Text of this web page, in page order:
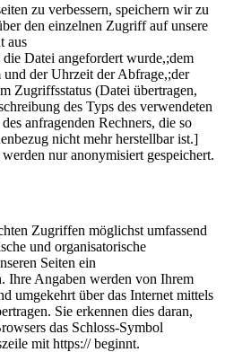
zu verbessern, speichern wir zu
den einzelnen Zugriff auf unsere
aus
Datei angefordert wurde,;dem
der Uhrzeit der Abfrage,;der
Zugriffsstatus (Datei übertragen,
des Typs des verwendeten
anfragenden Rechners, die so
nicht mehr herstellbar ist.]
nur anonymisiert gespeichert.
Zugriffen möglichst umfassend
und organisatorische
Seiten ein
Ihre Angaben werden von Ihrem
umgekehrt über das Internet mittels
Sie erkennen dies daran,
das Schloss-Symbol
mit https:// beginnt.